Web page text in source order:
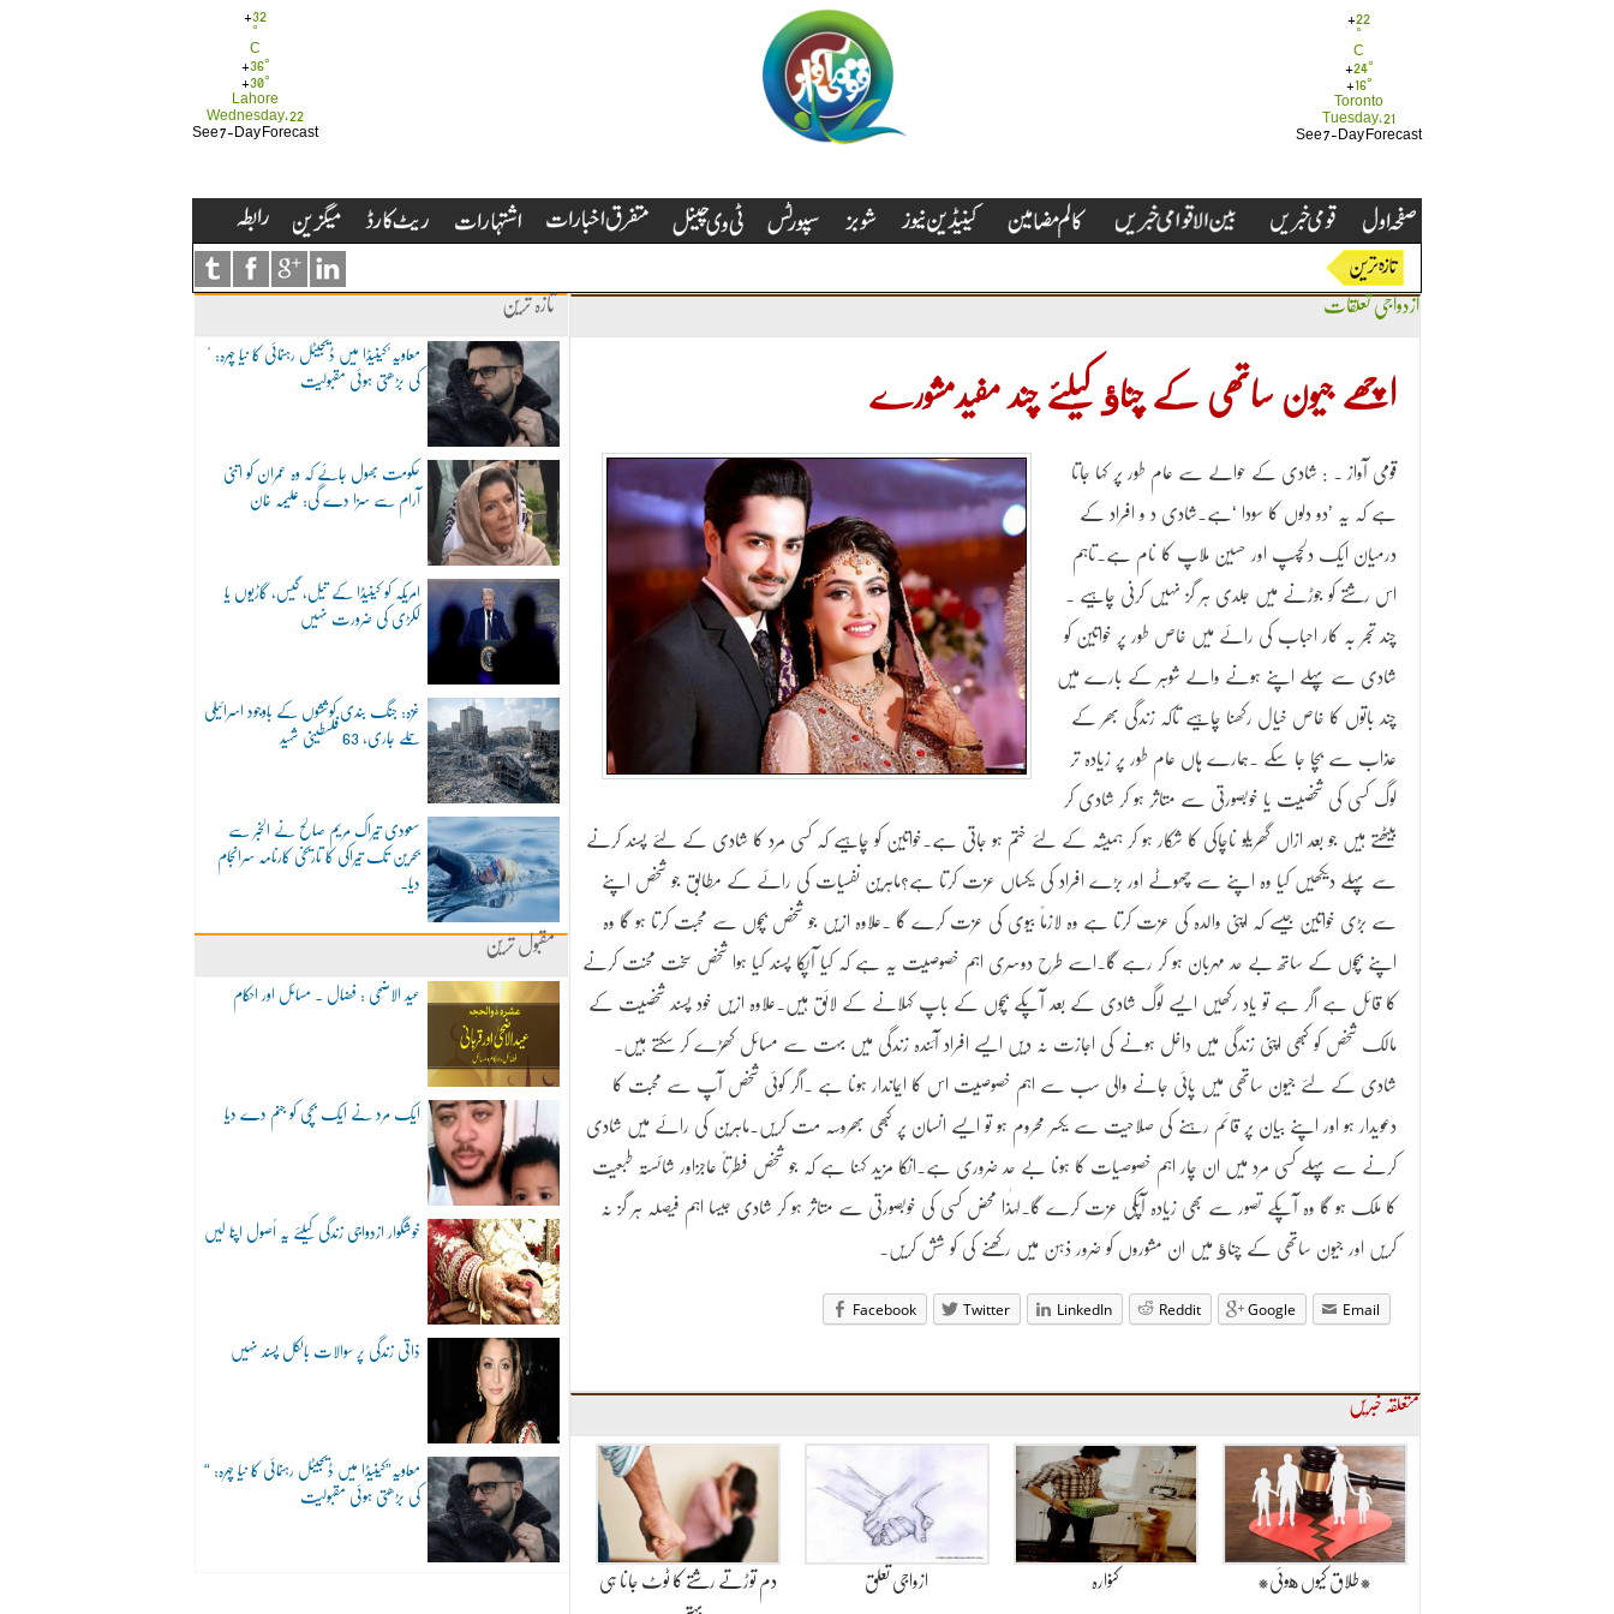
+22
°
C
+24°
+ 16°
Toronto
Tuesday, 21
See 7-Day Forecast
+32
°
C
+36°
+30°
Lahore
Wednesday, 22
See 7-Day Forecast
تازہ ترین
"معاویہ"کینیڈا میں ڈیجیٹل رہنمائی کا نیا چہرہ:
کی بڑھتی ہوئی مقبولیت
حکومت بھول جائے کہ وہ عمران کو اتنی
آرام سے سزا دے گی: علیمہ خان
امریکہ کو کینیڈا کے تیل، گیس، گاڑیوں یا
لکڑی کی ضرورت نہیں
غزہ: جنگ بندی کوششوں کے باوجود اسرائیلی
حملے جاری، 63 فلسطینی شہید
سعودی تیراک مریم صالح نے الخبر سے
بحرین تک تیراکی کا تاریخی کارنامہ سرانجام
دیا۔
مقبول ترین
عید الاضحی : فضال ۔ مسائل اور احکام
ایک مرد نے ایک بچی کو جنم دے دیا
خوشگوار ازدواجی زندگی کیلئے یہ اُصول اپنا لیں
ذاتی زندگی پر سوالات بالکل پسند نہیں
“معاویہ”کینیڈا میں ڈیجیٹل رہنمائی کا نیا چہرہ:
کی بڑھتی ہوئی مقبولیت
ازدواجی تعلقات
اچھے جیون ساتھی کے چناﺅ کیلئے چند مفیدمشورے
قومی آواز ۔ : شادی کے حوالے سے عام طور پر کہا جاتا
ہے کہ یہ ’دو دلوں کا سودا ‘ہے۔شادی د و افراد کے
درمیان ایک دلچسپ اور حسین ملاپ کا نام ہے۔تاہم
اس رشتے کو جوڑنے میں جلدی ہر گز نہیں کرنی چاہیے ۔
چند تجر بہ کار احباب کی رائے میں خاص طور پر خواتین کو
شادی سے پہلے اپنے ہونے والے شوہر کے بارے میں
چند باتوں کا خاص خیال رکھنا چاہیے تاکہ زندگی بھر کے
عذاب سے بچا جا سکے ۔ہمارے ہاں عام طور پر زیادہ تر
لوگ کسی کی شخصیت یا خوبصورتی سے متاثر ہو کر شادی کر
بیٹھتے ہیں جو بعد ازاں گھریلو ناچاکی کا شکار ہو کر ہمیشہ کے لئے ختم ہو جاتی ہے۔خواتین کو چاہیے کہ کسی مرد کا شادی کے لئے پسند کرنے
سے پہلے دیکھیں کیا وہ اپنے سے چھوٹے اور بڑے افراد کی یکساں عزت کرتا ہے؟ماہرین نفسیات کی رائے کے مطابق جو شخص اپنے
سے بڑی خواتین جیسے کہ اپنی والدہ کی عزت کرتا ہے وہ لازماً بیوی کی عزت کرے گا ۔علاوہ ازیں جو شخص بچوں سے محبت کرتا ہو گا وہ
اپنے بچوں کے ساتھ بے حد مہربان ہو کر رہے گا۔اسے طرح دوسری اہم خصوصیت یہ ہے کہ کیا آپکا پسند کیا ہوا شخص سخت محنت کرنے
کا قائل ہے اگر ہے تو یاد رکھیں ایسے لوگ شادی کے بعد آپکے بچوں کے باپ کہلانے کے لائق ہیں۔علاوہ ازیں خود پسند شخصیت کے
مالک شخص کو کبھی اپنی زندگی میں داخل ہونے کی اجازت نہ دیں ایسے افراد آئندہ زندگی میں بہت سے مسائل کھڑے کر سکتے ہیں۔
شادی کے لئے جیون ساتھی میں پائی جانے والی سب سے اہم خصوصیت اس کا ایماندار ہونا ہے ۔اگر کوئی شخص آپ سے محبت کا
دعویدار ہو اور اپنے بیان پر قائم رہنے کی صلاحیت سے یکسر محروم ہو تو ایسے انسان پر کبھی بھروسہ مت کریں۔ماہرین کی رائے میں شادی
کرنے سے پہلے کسی مرد میں ان چار اہم خصوصیات کا ہونا بے حد ضروری ہے۔انکا مزید کہنا ہے کہ جو شخص فطرتاً عاجزاور شائستہ طبعیت
کا ملک ہو گا وہ آپکے تصور سے بھی زیادہ آپکی عزت کرے گا۔لہٰذا محض کسی کی خوبصورتی سے متاثر ہو کر شادی جیسا اہم فیصلہ ہر گز نہ
کریں اور جیون ساتھی کے چناﺅ میں ان مشوروں کو ضرور ذہن میں رکھنے کی کو شش کریں۔
Facebook Twitter LinkedIn Reddit Google Email
متعلقہ خبریں
*طلاق کیوں هوئی* کنوارہ ازواجی تعلق
دم توڑتے رشتے کا ٹوٹ جانا ہی
بہتر ۔